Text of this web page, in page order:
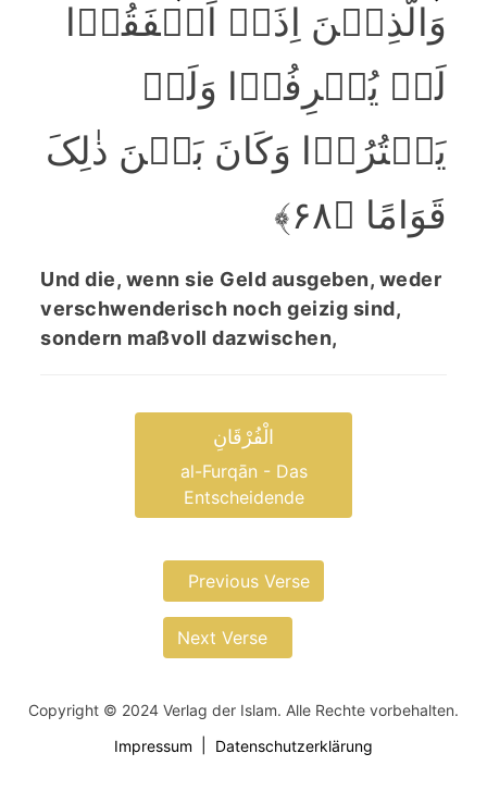
وَالَّذِیۡنَ اِذَاۤ اَنۡفَقُوۡا
لَمۡ یُسۡرِفُوۡا وَلَمۡ
یَقۡتُرُوۡا وَکَانَ بَیۡنَ ذٰلِکَ
قَوَامًا ﴿۶۸﴾
Und die, wenn sie Geld ausgeben, weder
verschwenderisch noch geizig sind,
sondern maßvoll dazwischen,
الْفُرْقَانِ
al-Furqān - Das
Entscheidende
Previous Verse
Next Verse
Copyright © 2024 Verlag der Islam. Alle Rechte vorbehalten.
Impressum
Datenschutzerklärung